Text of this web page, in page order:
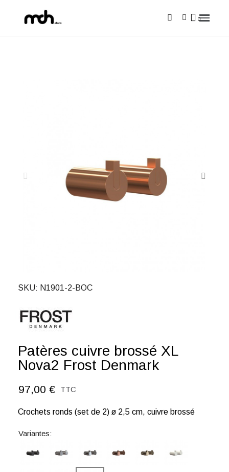
SKU N1901-2-BOC
Patères cuivre brossé XL
Nova2 Frost Denmark
97,00 € TTC
Crochets ronds (set de 2) ø 2,5 cm, cuivre brossé
Variantes: